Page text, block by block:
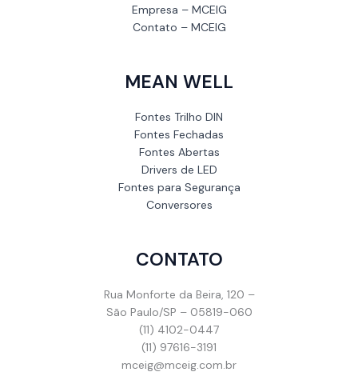
Empresa – MCEIG
Contato – MCEIG
MEAN WELL
Fontes Trilho DIN
Fontes Fechadas
Fontes Abertas
Drivers de LED
Fontes para Segurança
Conversores
CONTATO
Rua Monforte da Beira, 120 –
São Paulo/SP – 05819-060
(11) 4102-0447
(11) 97616-3191
mceig@mceig.com.br